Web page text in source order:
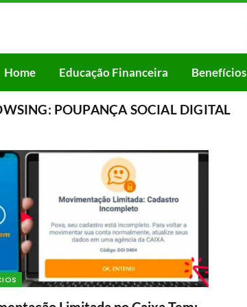
Home Educação Financeira Benefícios
POUPANÇA SOCIAL DIGITAL